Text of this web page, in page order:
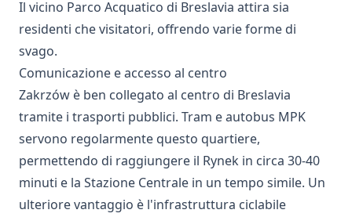
Il vicino Parco Acquatico di Breslavia attira sia
residenti che visitatori, offrendo varie forme di
svago.
Comunicazione e accesso al centro
Zakrzów è ben collegato al centro di Breslavia
tramite i trasporti pubblici. Tram e autobus MPK
servono regolarmente questo quartiere,
permettendo di raggiungere il Rynek in circa 30-40
minuti e la Stazione Centrale in un tempo simile. Un
ulteriore vantaggio è l'infrastruttura ciclabile